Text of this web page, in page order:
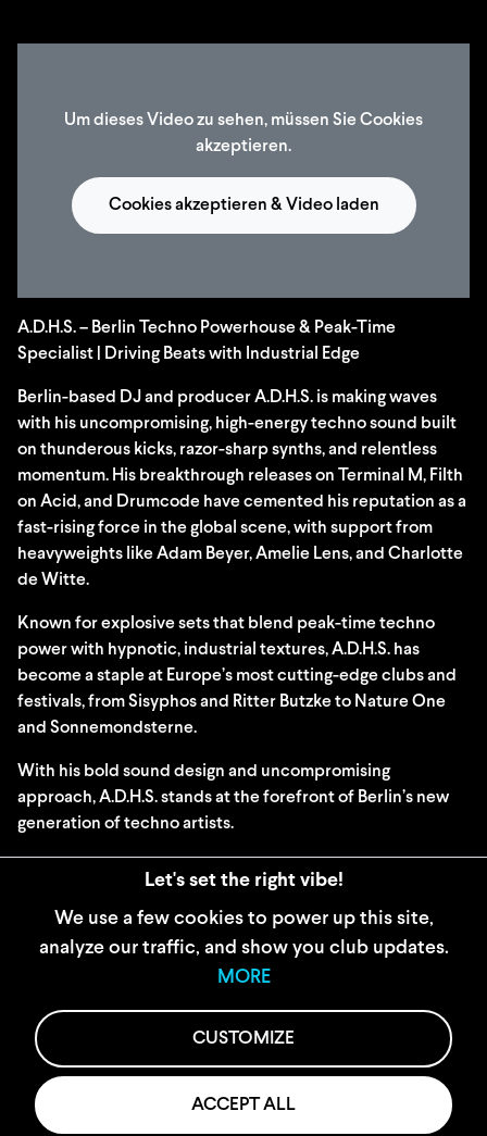
Um dieses Video zu sehen, müssen Sie Cookies
akzeptieren.
Cookies akzeptieren & Video laden
A.D.H.S. – Berlin Techno Powerhouse & Peak-Time
Specialist | Driving Beats with Industrial Edge
Berlin-based DJ and producer A.D.H.S. is making waves
with his uncompromising, high-energy techno sound built
on thunderous kicks, razor-sharp synths, and relentless
momentum. His breakthrough releases on Terminal M, Filth
on Acid, and Drumcode have cemented his reputation as a
fast-rising force in the global scene, with support from
heavyweights like Adam Beyer, Amelie Lens, and Charlotte
de Witte.
Known for explosive sets that blend peak-time techno
power with hypnotic, industrial textures, A.D.H.S. has
become a staple at Europe’s most cutting-edge clubs and
festivals, from Sisyphos and Ritter Butzke to Nature One
and Sonnemondsterne.
With his bold sound design and uncompromising
approach, A.D.H.S. stands at the forefront of Berlin’s new
generation of techno artists.
For fans of: Amelie Lens, Adam Beyer, Charlotte de Witte,
WIDERRUFSBELEHRUNG
IMPRESSUM
DATENSCHUTZ
JOBS
KONTAKT
Let's set the right vibe!
We use a few cookies to power up this site,
analyze our traffic, and show you club updates.
MORE
CUSTOMIZE
ACCEPT ALL